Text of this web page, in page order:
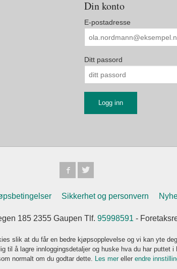
Din konto
E-postadresse
Ditt passord
Sikkerhet og personvern
185 2355 Gaupen Tlf. 95998591 -
slik at du får en bedre kjøpsopplevelse og vi kan yte
til å lagre innloggingsdetaljer og huske hva du har puttet i
normalt om du godtar dette. Les mer eller endre